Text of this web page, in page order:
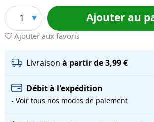
1 Ajouter au
Ajouter aux favoris
Livraison à partir de 3,99 €
Débit à l'expédition
- Voir tous nos modes de paiement